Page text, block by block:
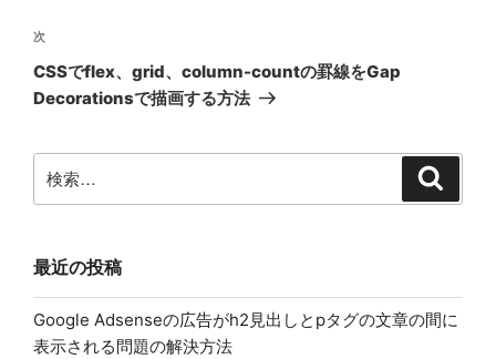
ゲ
ー
シ
ン
次
の
投
次
CSSでflex、grid、column-countの罫線をGap
Decorationsで描画する方法
索:
最近の投稿
Google Adsenseの広告がh2見出しとpタグの文章の間に
表示される問題の解決方法